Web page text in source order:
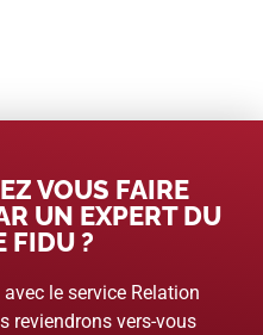
VOUS FAIRE
UN EXPERT DU
FIDU ?
le service Relation
reviendrons vers-vous